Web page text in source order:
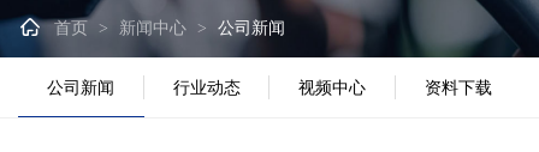
 首页 > 新闻中心 > 公司新闻
公司新闻 行业动态 视频中心 资料下载